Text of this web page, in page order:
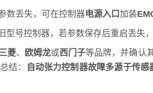
数丢失，可在控制器电源入口 加装
型号控制器，若参数保存后重启丢失
菱、 欧姆龙或西门子等品牌，并确认
结：
自动张力控制器故障多源于传